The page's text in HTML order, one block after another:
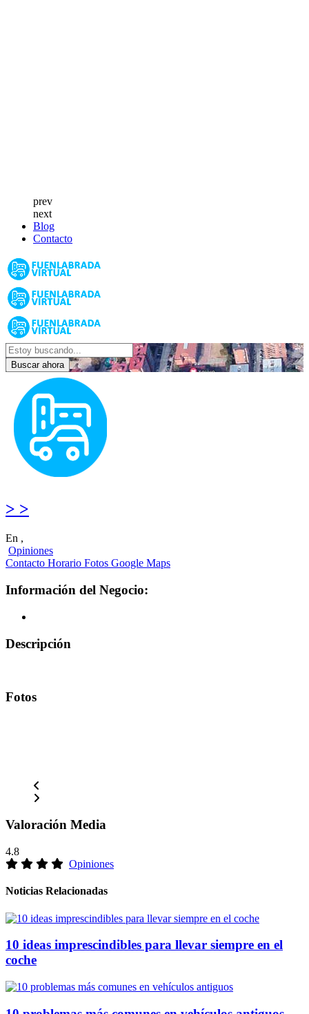
prev
next
Blog
Contacto
Buscar ahora
> >
En ,
Opiniones
Contacto Horario Fotos Google Maps
Información del Negocio:
Descripción
Fotos
Valoración Media
4.8
Opiniones
Noticias Relacionadas
10 ideas imprescindibles para llevar siempre en el
coche